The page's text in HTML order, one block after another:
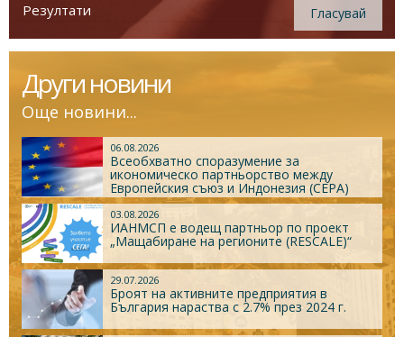
Резултати Гласувай
Други новини
Още новини...
06.08.2026
Всеобхватно споразумение за
икономическо партньорство между
Европейския съюз и Индонезия (CEPA)
03.08.2026
ИАНМСП е водещ партньор по проект
„Мащабиране на регионите (RESCALE)“
29.07.2026
Броят на активните предприятия в
България нараства с 2.7% през 2024 г.